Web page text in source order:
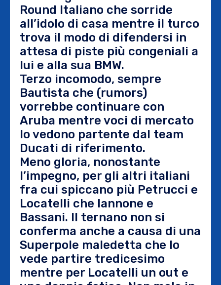
Round Italiano che sorride
all’idolo di casa mentre il turco
trova il modo di difendersi in
attesa di piste più congeniali a
lui e alla sua BMW.
Terzo incomodo, sempre
Bautista che (rumors)
vorrebbe continuare con
Aruba mentre voci di mercato
lo vedono partente dal team
Ducati di riferimento.
Meno gloria, nonostante
l’impegno, per gli altri italiani
fra cui spiccano più Petrucci e
Locatelli che Iannone e
Bassani. Il ternano non si
conferma anche a causa di una
Superpole maledetta che lo
vede partire tredicesimo
mentre per Locatelli un out e